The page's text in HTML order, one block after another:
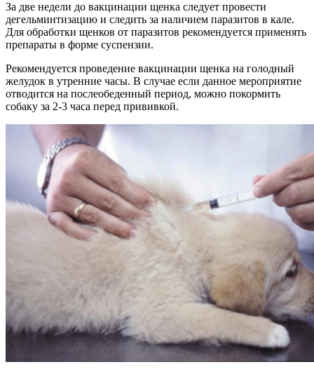
За две недели до вакцинации щенка следует провести
дегельминтизацию и следить за наличием паразитов в кале.
Для обработки щенков от паразитов рекомендуется применять
препараты в форме суспензии.
Рекомендуется проведение вакцинации щенка на голодный
желудок в утренние часы. В случае если данное мероприятие
отводится на послеобеденный период, можно покормить
собаку за 2-3 часа перед прививкой.